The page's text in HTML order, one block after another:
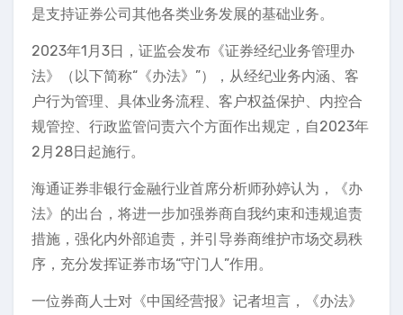
是支持证券公司其他各类业务发展的基础业务。
2023年1月3日，证监会发布《证券经纪业务管理办
法》（以下简称“《办法》”），从经纪业务内涵、客
户行为管理、具体业务流程、客户权益保护、内控合
规管控、行政监管问责六个方面作出规定，自2023年
2月28日起施行。
海通证券非银行金融行业首席分析师孙婷认为，《办
法》的出台，将进一步加强券商自我约束和违规追责
措施，强化内外部追责，并引导券商维护市场交易秩
序，充分发挥证券市场“守门人”作用。
一位券商人士对《中国经营报》记者坦言，《办法》